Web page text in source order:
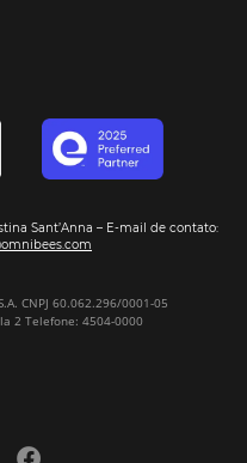
simples, é fácil e ele nos